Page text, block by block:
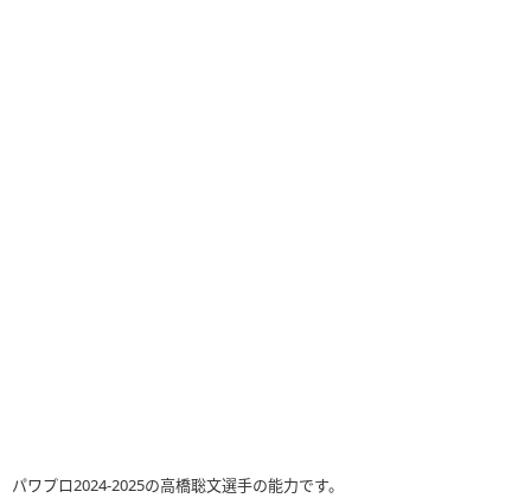
パワプロ2024-2025の高橋聡文選手の能力です。